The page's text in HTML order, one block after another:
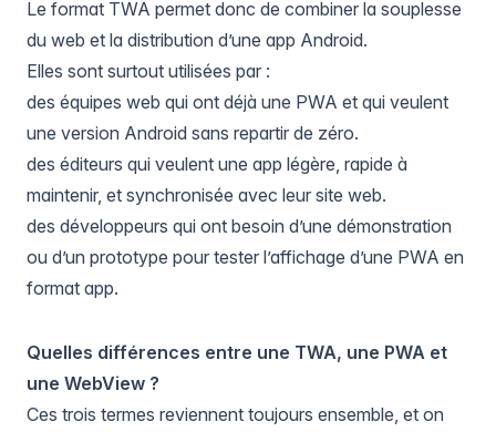
Le format TWA permet donc de combiner la souplesse
du web et la distribution d’une app Android.
Elles sont surtout utilisées par :
des équipes web qui ont déjà une PWA et qui veulent
une version Android sans repartir de zéro.
des éditeurs qui veulent une app légère, rapide à
maintenir, et synchronisée avec leur site web.
des développeurs qui ont besoin d’une démonstration
ou d’un prototype pour tester l’affichage d’une PWA en
format app.
Quelles différences entre une TWA, une PWA et
une WebView ?
Ces trois termes reviennent toujours ensemble, et on